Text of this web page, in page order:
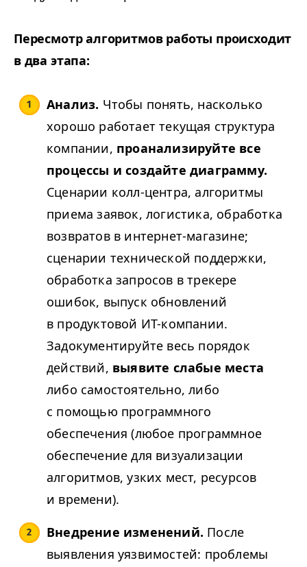
Пересмотр алгоритмов работы происходит
в два этапа:
Анализ. Чтобы понять, насколько
хорошо работает текущая структура
компании, проанализируйте все
процессы и создайте диаграмму.
Сценарии колл-центра, алгоритмы
приема заявок, логистика, обработка
возвратов в интернет-магазине;
сценарии технической поддержки,
обработка запросов в трекере
ошибок, выпуск обновлений
в продуктовой ИТ-компании.
Задокументируйте весь порядок
действий, выявите слабые места
либо самостоятельно, либо
с помощью программного
обеспечения (любое программное
обеспечение для визуализации
алгоритмов, узких мест, ресурсов
и времени).
Внедрение изменений. После
выявления уязвимостей: проблемы